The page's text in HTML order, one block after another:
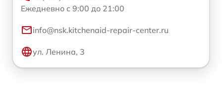
Ежедневно с 9:00 до 21:00
info@nsk.kitchenaid-repair-center.ru
ул. Ленина, 3